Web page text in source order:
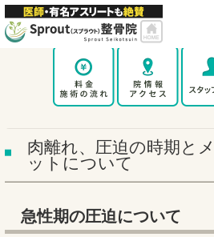
肉離れ、圧迫の時期と
ットについて
急性期の圧迫について